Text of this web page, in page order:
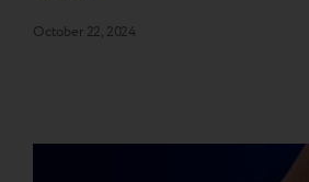
October 22, 2024